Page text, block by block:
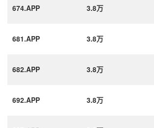
674.APP 3.8万
681.APP 3.8万
682.APP 3.8万
692.APP 3.8万